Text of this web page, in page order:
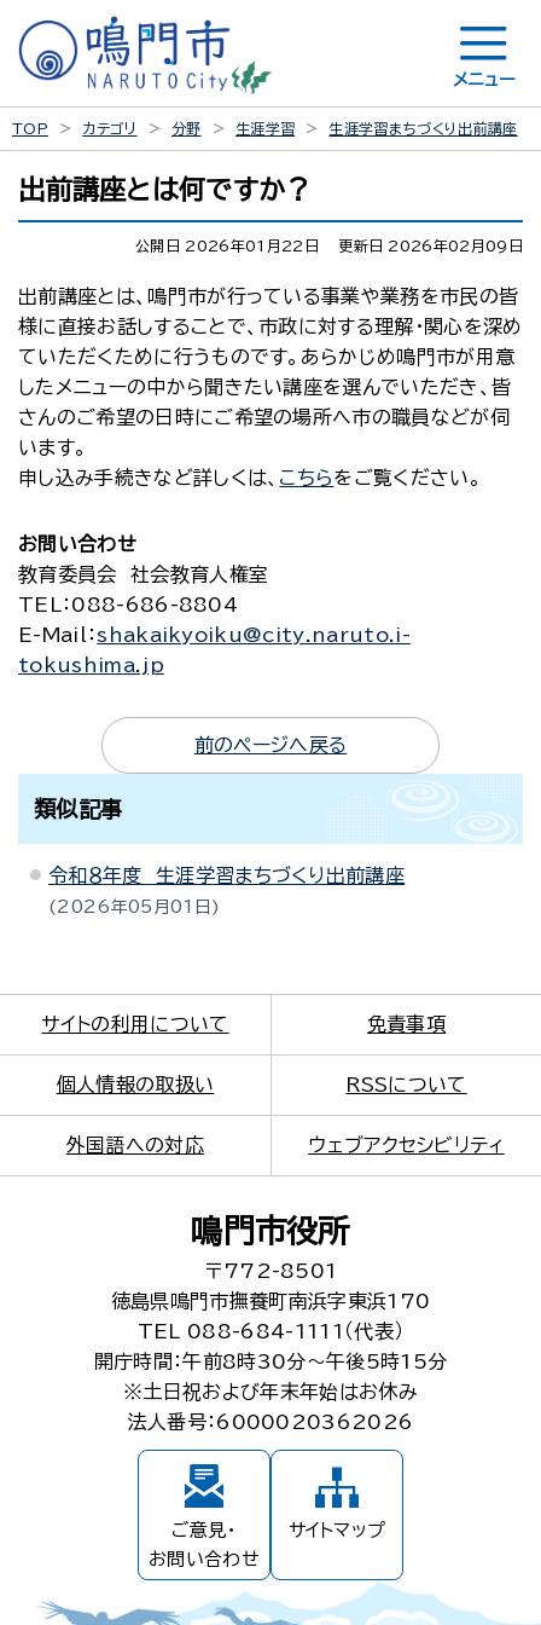
メニュー
TOP カテゴリ 分野 生涯学習 生涯学習まちづくり出前講座
出前講座とは何ですか？
公開日 2026年01月22日 更新日 2026年02月09日
出前講座とは、鳴門市が行っている事業や業務を市民の皆
様に直接お話しすることで、市政に対する理解・関心を深め
ていただくために行うものです。あらかじめ鳴門市が用意
したメニューの中から聞きたい講座を選んでいただき、皆
さんのご希望の日時にご希望の場所へ市の職員などが伺
います。
申し込み手続きなど詳しくは、 こちらをご覧ください。
お問い合わせ
教育委員会 社会教育人権室
TEL
：088-686-8804
E-Mail
： shakaikyoiku@city.naruto.i-
tokushima.jp
前のページへ戻る
類似記事
令和８年度 生涯学習まちづくり出前講座
2026年05月01日
サイトの利用について 免責事項
個人情報の取扱い RSSについて
外国語への対応 ウェブアクセシビリティ
鳴門市役所
〒772-8501
徳島県鳴門市撫養町南浜字東浜170
TEL 088-684-1111（代表）
開庁時間：午前8時30分～午後5時15分
※土日祝および年末年始はお休み
法人番号：6000020362026
ご意見・
お問い合わせ
サイトマップ